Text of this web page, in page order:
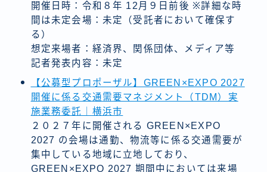
開催日時：令和８年 12月９日前後 ※詳細な時
間は未定会場：未定（受託者において確保す
る）
想定来場者：経済界、関係団体、メディア等
記者発表内容：未定
【公募型プロポーザル】GREEN×EXPO 2027
開催に係る交通需要マネジメント（TDM）実
施業務委託｜横浜市
２０２７年に開催される GREEN×EXPO
2027 の会場は通勤、物流等に係る交通需要が
集中している地域に立地しており、
GREEN×EXPO 2027 期間中においては来場